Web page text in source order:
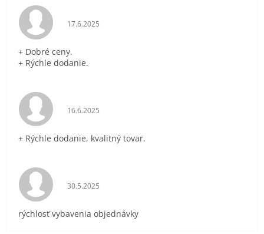
Hodnotenie obchodu je 5 z 5 hviezdičiek.
17.6.2025
+ Dobré ceny.
+ Rýchle dodanie.
Hodnotenie obchodu je 5 z 5 hviezdičiek.
16.6.2025
+ Rýchle dodanie, kvalitný tovar.
Hodnotenie obchodu je 5 z 5 hviezdičiek.
30.5.2025
rýchlosť vybavenia objednávky